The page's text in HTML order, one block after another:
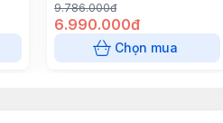
9.786.000đ
6.990.000đ
Chọn mua